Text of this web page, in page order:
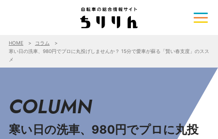
HOME
コラム
寒い日の洗車、980円でプロに丸投げしませんか？ 15分で愛車が蘇る「賢い春支度」のスス
メ
COLUMN
寒い日の洗車、980円でプロに丸投